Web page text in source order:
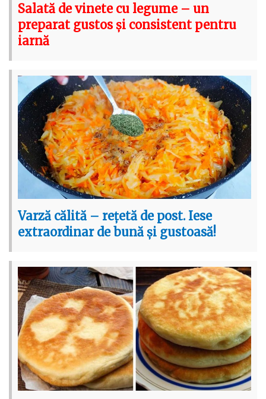
Salată de vinete cu legume – un
preparat gustos și consistent pentru
iarnă
Varză călită – rețetă de post. Iese
extraordinar de bună și gustoasă!